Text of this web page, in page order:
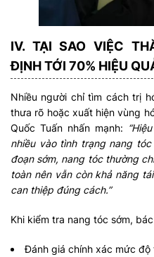
IV. TẠI SAO VIỆC
ĐỊNH TỚI 70% HIỆU
Nhiều người chỉ tìm cách trị
thưa rõ hoặc xuất hiện vùng
Quốc Tuấn nhấn mạnh:
nhiều vào tình trạng nang
đoạn sớm, nang tóc thường
toàn nên vẫn còn khả năng
can thiệp đúng cách.”
Khi kiểm tra nang tóc sớm,
Đánh giá chính xác mức độ